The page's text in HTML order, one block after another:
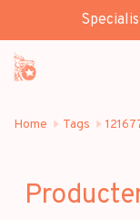
Home Tags